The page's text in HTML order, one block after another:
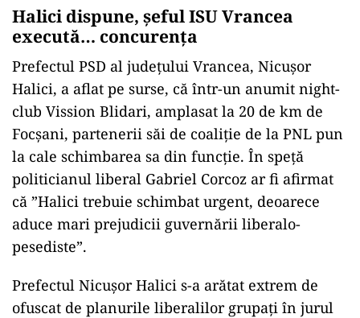
Halici dispune, șeful ISU Vrancea
execută… concurența
Prefectul PSD al județului Vrancea, Nicușor
Halici, a aflat pe surse, că într-un anumit night-
club Vission Blidari, amplasat la 20 de km de
Focșani, partenerii săi de coaliție de la PNL pun
la cale schimbarea sa din funcție. În speță
politicianul liberal Gabriel Corcoz ar fi afirmat
că ”Halici trebuie schimbat urgent, deoarece
aduce mari prejudicii guvernării liberalo-
pesediste”.
Prefectul Nicușor Halici s-a arătat extrem de
ofuscat de planurile liberalilor grupați în jurul